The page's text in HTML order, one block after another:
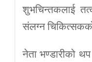
शुभचिन्तकलाई
संलग्न
नेता भण्डारीको